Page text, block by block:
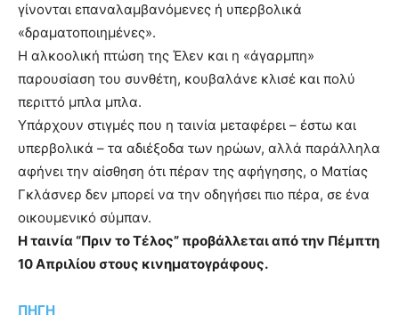
γίνονται επαναλαμβανόμενες ή υπερβολικά
«δραματοποιημένες».
Η αλκοολική πτώση της Έλεν και η «άγαρμπη»
παρουσίαση του συνθέτη, κουβαλάνε κλισέ και πολύ
περιττό μπλα μπλα.
Υπάρχουν στιγμές που η ταινία μεταφέρει – έστω και
υπερβολικά – τα αδιέξοδα των ηρώων, αλλά παράλληλα
αφήνει την αίσθηση ότι πέραν της αφήγησης, ο Ματίας
Γκλάσνερ δεν μπορεί να την οδηγήσει πιο πέρα, σε ένα
οικουμενικό σύμπαν.
Η ταινία “Πριν το Τέλος” προβάλλεται από την Πέμπτη
10 Απριλίου στους κινηματογράφους.
ΠΗΓΗ